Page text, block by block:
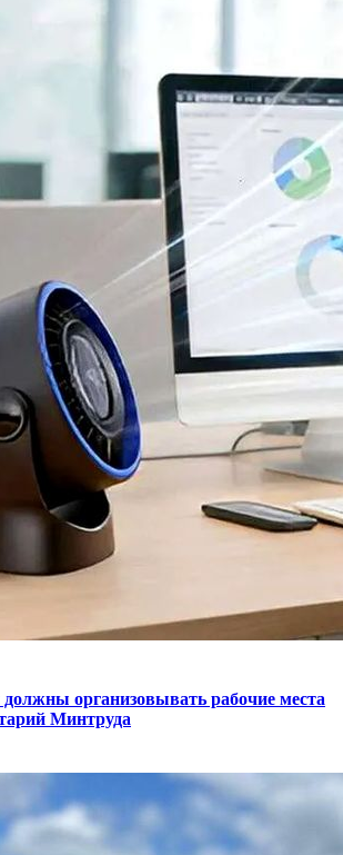
организовывать рабочие места
Минтруда